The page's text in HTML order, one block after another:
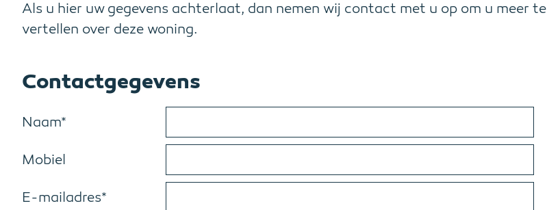
Als u hier uw gegevens achterlaat, dan nemen wij contact met u op om u meer te
vertellen over deze woning.
Contactgegevens
Naam*
Mobiel
E-mailadres*